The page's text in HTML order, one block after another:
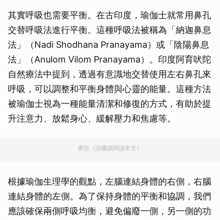
其實呼吸也需要平衡。在古印度，瑜伽士就常用鼻孔
交替呼吸法進行平衡。這種呼吸法被稱為「納迦鼻息
法」（Nadi Shodhana Pranayama）或「陰陽鼻息
法」（Anulom Vilom Pranayama）。印度阿育吠陀
自然療法中提到，透過有意識地交替使用左右鼻孔來
呼吸，可以調整和平衡身體與心靈的能量。這種方法
被瑜伽士視為一種能量清潔和修復的方式，有助於提
升注意力、放鬆身心、緩解壓力和焦慮等。
廣告（請繼續閱讀本文）
根據瑜伽生理學的觀點，左腦連結身體的右側，右腦
連結身體的左側。為了保持身體的平衡和協調，我們
應該確保兩側呼吸均衡，避免偏廢一側，另一側的功